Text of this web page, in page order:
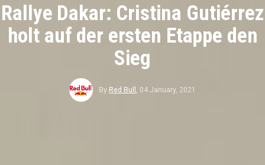
Rallye Dakar: Cristina Gutiérrez
holt auf der ersten Etappe den
Sieg
By Red Bull 04 January, 2021